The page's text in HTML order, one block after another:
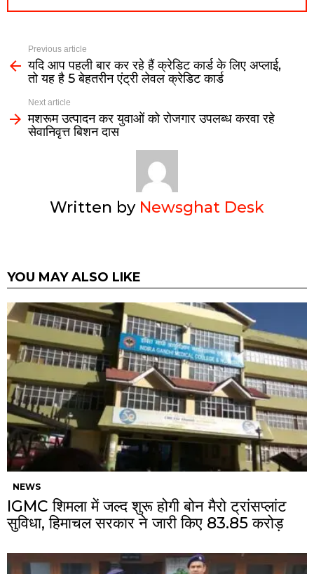
Previous article
यदि आप पहली बार कर रहे हैं क्रेडिट कार्ड के लिए अप्लाई,
तो यह है 5 बेहतरीन एंट्री लेवल क्रेडिट कार्ड
Next article
मशरूम उत्पादन कर युवाओं को रोजगार उपलब्ध करवा रहे
सेवानिवृत्त बिशन दास
Written by Newsghat Desk
YOU MAY ALSO LIKE
NEWS
IGMC शिमला में जल्द शुरू होगी बोन मैरो ट्रांसप्लांट
सुविधा, हिमाचल सरकार ने जारी किए ₹83.85 करोड़